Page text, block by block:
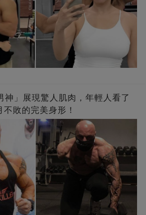
神」展現驚人肌肉，年輕人看了
敗的完美身形！